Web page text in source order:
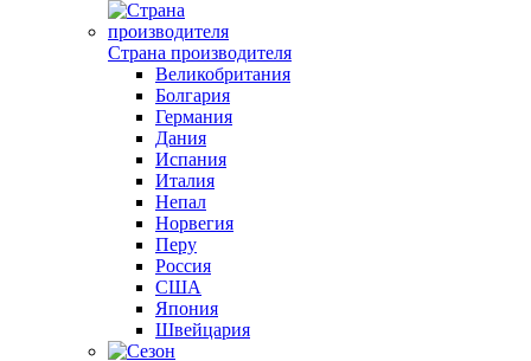
Страна производителя
Великобритания
Болгария
Германия
Дания
Испания
Италия
Непал
Норвегия
Перу
Россия
США
Япония
Швейцария